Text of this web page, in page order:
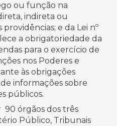
ou função na
indireta ou
e da Lei nº
a obrigatoriedade da
para o exercício de
nos Poderes e
às obrigações
informações sobre
públicos.
90 órgãos dos três
Público, Tribunais